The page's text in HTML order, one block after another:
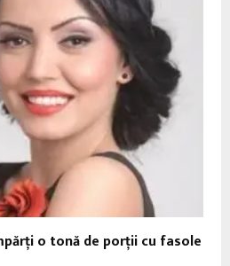
o tonă de porţii cu fasole